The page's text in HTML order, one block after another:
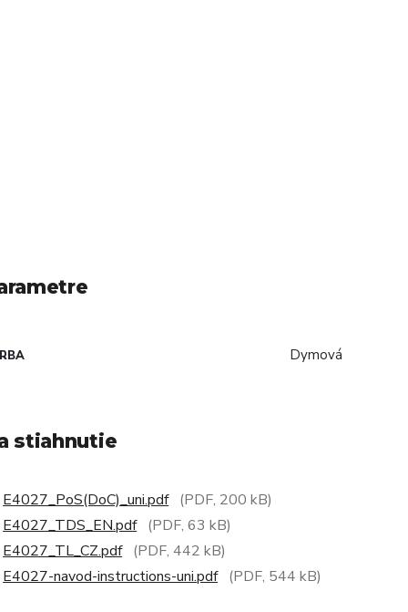
Dymová
stiahnutie
E4027_PoS(DoC)_uni.pdf (PDF, 200 kB)
E4027_TDS_EN.pdf (PDF, 63 kB)
E4027_TL_CZ.pdf (PDF, 442 kB)
E4027-navod-instructions-uni.pdf (PDF, 544 kB)